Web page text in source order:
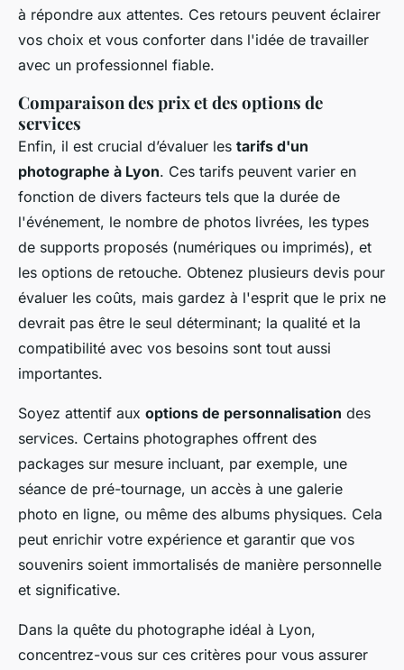
à répondre aux attentes. Ces retours peuvent éclairer
vos choix et vous conforter dans l'idée de travailler
avec un professionnel fiable.
Comparaison des prix et des options de
services
Enfin, il est crucial d’évaluer les tarifs d'un
photographe à Lyon. Ces tarifs peuvent varier en
fonction de divers facteurs tels que la durée de
l'événement, le nombre de photos livrées, les types
de supports proposés (numériques ou imprimés), et
les options de retouche. Obtenez plusieurs devis pour
évaluer les coûts, mais gardez à l'esprit que le prix ne
devrait pas être le seul déterminant; la qualité et la
compatibilité avec vos besoins sont tout aussi
importantes.
Soyez attentif aux options de personnalisation des
services. Certains photographes offrent des
packages sur mesure incluant, par exemple, une
séance de pré-tournage, un accès à une galerie
photo en ligne, ou même des albums physiques. Cela
peut enrichir votre expérience et garantir que vos
souvenirs soient immortalisés de manière personnelle
et significative.
Dans la quête du photographe idéal à Lyon,
concentrez-vous sur ces critères pour vous assurer